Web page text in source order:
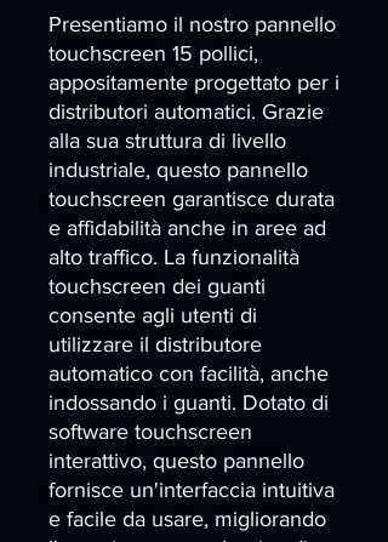
Presentiamo il nostro pannello
touchscreen 15 pollici,
appositamente progettato per i
distributori automatici. Grazie
alla sua struttura di livello
industriale, questo pannello
touchscreen garantisce durata
e affidabilità anche in aree ad
alto traffico. La funzionalità
touchscreen dei guanti
consente agli utenti di
utilizzare il distributore
automatico con facilità, anche
indossando i guanti. Dotato di
software touchscreen
interattivo, questo pannello
fornisce un'interfaccia intuitiva
e facile da usare, migliorando